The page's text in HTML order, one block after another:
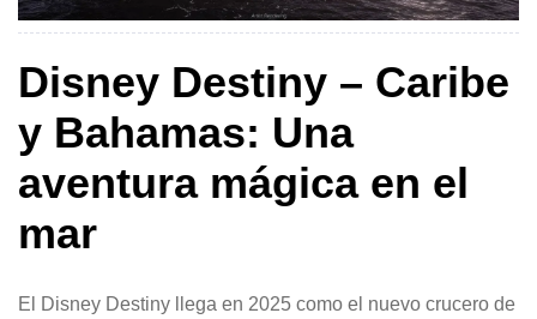
Disney Destiny – Caribe
y Bahamas: Una
aventura mágica en el
mar
El Disney Destiny llega en 2025 como el nuevo crucero de